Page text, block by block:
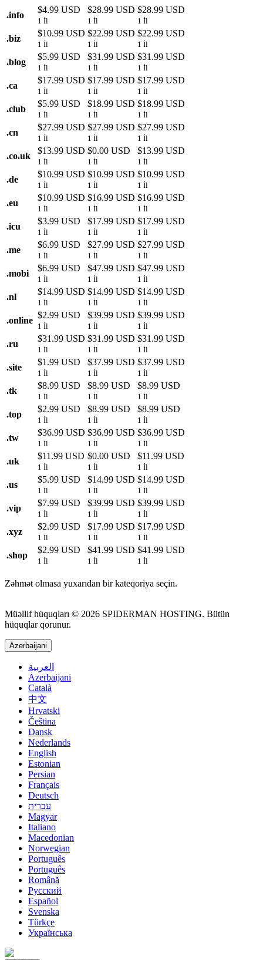
.info
$4.99 USD
1 İl
$28.99 USD
1 İl
$28.99 USD
1 İl
.biz
$10.99 USD
1 İl
$22.99 USD
1 İl
$22.99 USD
1 İl
.blog
$5.99 USD
1 İl
$31.99 USD
1 İl
$31.99 USD
1 İl
.ca
$17.99 USD
1 İl
$17.99 USD
1 İl
$17.99 USD
1 İl
.club
$5.99 USD
1 İl
$18.99 USD
1 İl
$18.99 USD
1 İl
.cn
$27.99 USD
1 İl
$27.99 USD
1 İl
$27.99 USD
1 İl
.co.uk
$13.99 USD
1 İl
$0.00 USD
1 İl
$13.99 USD
1 İl
.de
$10.99 USD
1 İl
$10.99 USD
1 İl
$10.99 USD
1 İl
.eu
$10.99 USD
1 İl
$16.99 USD
1 İl
$16.99 USD
1 İl
.icu
$3.99 USD
1 İl
$17.99 USD
1 İl
$17.99 USD
1 İl
.me
$6.99 USD
1 İl
$27.99 USD
1 İl
$27.99 USD
1 İl
.mobi
$6.99 USD
1 İl
$47.99 USD
1 İl
$47.99 USD
1 İl
.nl
$14.99 USD
1 İl
$14.99 USD
1 İl
$14.99 USD
1 İl
.online
$2.99 USD
1 İl
$39.99 USD
1 İl
$39.99 USD
1 İl
.ru
$31.99 USD
1 İl
$31.99 USD
1 İl
$31.99 USD
1 İl
.site
$1.99 USD
1 İl
$37.99 USD
1 İl
$37.99 USD
1 İl
.tk
$8.99 USD
1 İl
$8.99 USD
1 İl
$8.99 USD
1 İl
.top
$2.99 USD
1 İl
$8.99 USD
1 İl
$8.99 USD
1 İl
.tw
$36.99 USD
1 İl
$36.99 USD
1 İl
$36.99 USD
1 İl
.uk
$11.99 USD
1 İl
$0.00 USD
1 İl
$11.99 USD
1 İl
.us
$5.99 USD
1 İl
$14.99 USD
1 İl
$14.99 USD
1 İl
.vip
$7.99 USD
1 İl
$39.99 USD
1 İl
$39.99 USD
1 İl
.xyz
$2.99 USD
1 İl
$17.99 USD
1 İl
$17.99 USD
1 İl
.shop
$2.99 USD
1 İl
$41.99 USD
1 İl
$41.99 USD
1 İl
Zəhmət olmasa yuxarıdan bir kateqoriya seçin.
Müəllif hüquqları © 2026 SPIDERMAN HOSTING. Bütün
hüquqlar qorunur.
Azerbaijani
العربية
Azerbaijani
Català
中文
Hrvatski
Čeština
Dansk
Nederlands
English
Estonian
Persian
Français
Deutsch
עברית
Magyar
Italiano
Macedonian
Norwegian
Português
Português
Română
Русский
Español
Svenska
Türkçe
Українська